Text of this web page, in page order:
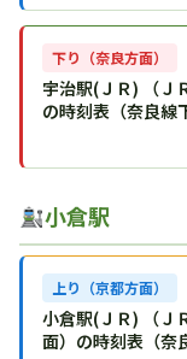
下り（奈良方面）
宇治駅(ＪＲ) （Ｊ
の時刻表（奈良線
小倉駅
上り（京都方面）
小倉駅(ＪＲ) （
面）の時刻表（奈